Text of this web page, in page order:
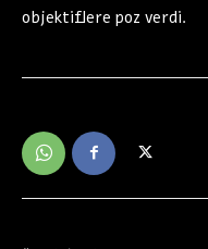
objektiflere poz verdi.